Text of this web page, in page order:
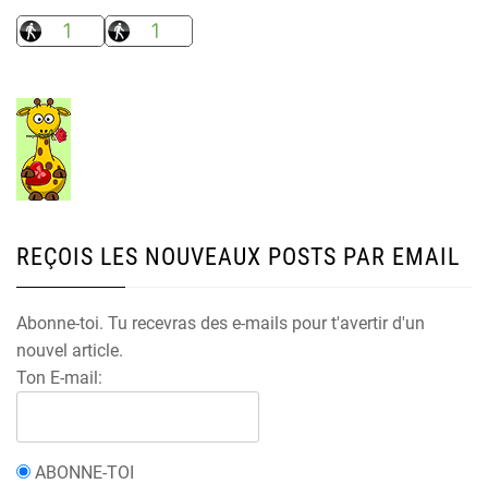
REÇOIS LES NOUVEAUX POSTS PAR EMAIL
Abonne-toi. Tu recevras des e-mails pour t'avertir d'un
nouvel article.
Ton E-mail:
ABONNE-TOI